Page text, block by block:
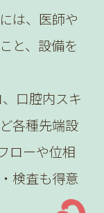
は、医師や
と、設備を
口腔内スキ
各種先端設
ローや位相
検査も得意